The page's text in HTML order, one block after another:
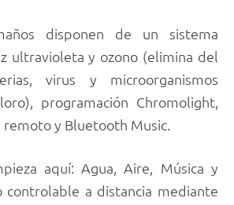
disponen de un sistema
ultravioleta y ozono (elimina del
virus y microorganismos
programación Chromolight,
y Bluetooth Music.
aquí: Agua, Aire, Música y
controlable a distancia mediante